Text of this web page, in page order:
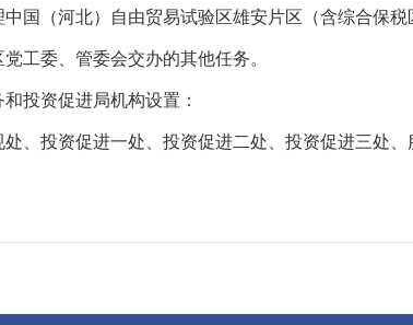
（河北）自由贸易试验区雄安片区（含综合保税
委、管委会交办的其他任务。
资促进局机构设置：
投资促进一处、投资促进二处、投资促进三处、